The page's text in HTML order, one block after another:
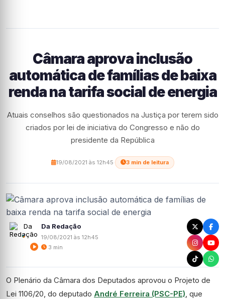
Câmara aprova inclusão
automática de famílias de baixa
renda na tarifa social de energia
Atuais conselhos são questionados na Justiça por terem sido
criados por lei de iniciativa do Congresso e não do
presidente da República
19/08/2021 às 12h45 3 min de leitura
Da Redação
19/08/2021 às 12h45
3 min
O Plenário da Câmara dos Deputados aprovou o Projeto de
Lei 1106/20, do deputado André Ferreira (PSC-PE), que